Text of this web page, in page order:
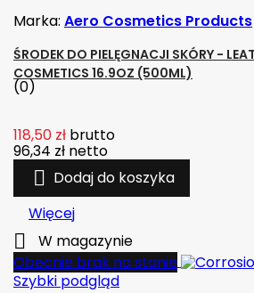
Marka: Aero Cosmetics Products
ŚRODEK DO PIELĘGNACJI SKÓRY -
COSMETICS 16.9OZ (500ML)
(0)
118,50 zł brutto
96,34 zł netto
 Dodaj do koszyka
Więcej

W magazynie
Obecnie brak na stanie
Szybki podgląd